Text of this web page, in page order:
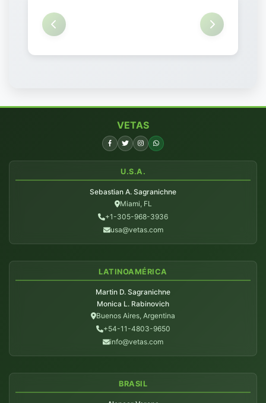
VETAS
U.S.A.
Sebastian A. Sagranichne
Miami, FL
+1-305-968-3936
usa@vetas.com
LATINOAMÉRICA
Martin D. Sagranichne
Monica L. Rabinovich
Buenos Aires, Argentina
+54-11-4803-9650
info@vetas.com
BRASIL